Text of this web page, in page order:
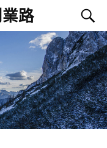
路